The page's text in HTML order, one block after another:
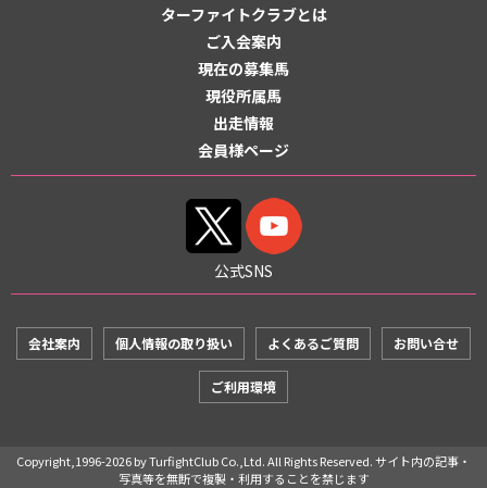
ターファイトクラブとは
ご入会案内
現在の募集馬
現役所属馬
出走情報
会員様ページ
公式SNS
会社案内 個人情報の取り扱い よくあるご質問 お問い合せ
ご利用環境
Copyright,1996-2026 by TurfightClub Co.,Ltd. All Rights Reserved. サイト内の記事・
写真等を無断で複製・利用することを禁じます